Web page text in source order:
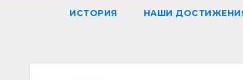
ИСТОРИЯ НАШИ